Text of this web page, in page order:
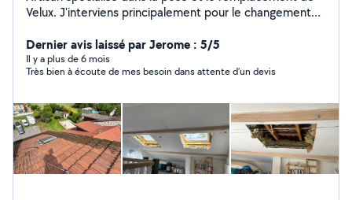
Velux. J'interviens principalement pour le changement
propre et soigné. Conseils adaptés à votre toiture et à
votre budget. Devis rapide et gratuit. Assurance
décennale Disponible pour échanger sur votre projet !
Dernier avis laissé par Jerome : 5/5
Il y a plus de 6 mois
Très bien à écoute de mes besoin dans attente d’un devis